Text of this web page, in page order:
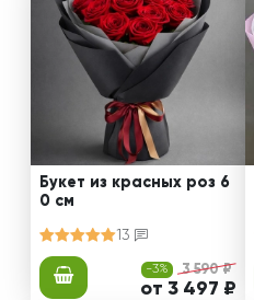
Букет из красных роз 6
0 см
13
-3% 3 590 ₽
от 3 497 ₽